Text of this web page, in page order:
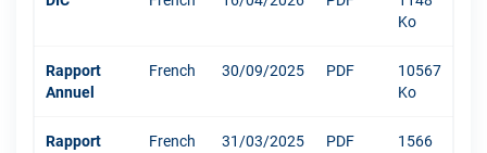
Ko
Rapport
Annuel
French 30/09/2025 PDF
10567
Ko
Rapport
French 31/03/2025 PDF
1566